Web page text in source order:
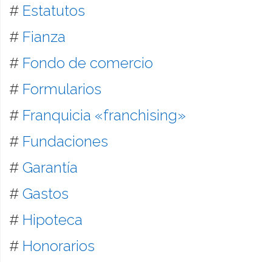
# Estatutos
# Fianza
# Fondo de comercio
# Formularios
# Franquicia «franchising»
# Fundaciones
# Garantía
# Gastos
# Hipoteca
# Honorarios